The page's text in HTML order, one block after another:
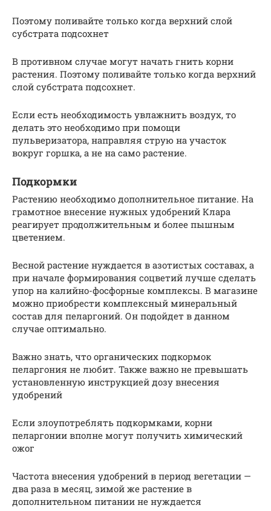
Поэтому поливайте только когда верхний слой
субстрата подсохнет
В противном случае могут начать гнить корни
растения. Поэтому поливайте только когда верхний
слой субстрата подсохнет.
Если есть необходимость увлажнить воздух, то
делать это необходимо при помощи
пульверизатора, направляя струю на участок
вокруг горшка, а не на само растение.
Подкормки
Растению необходимо дополнительное питание. На
грамотное внесение нужных удобрений Клара
реагирует продолжительным и более пышным
цветением.
Весной растение нуждается в азотистых составах, а
при начале формирования соцветий лучше сделать
упор на калийно-фосфорные комплексы. В магазине
можно приобрести комплексный минеральный
состав для пеларгоний. Он подойдет в данном
случае оптимально.
Важно знать, что органических подкормок
пеларгония не любит. Также важно не превышать
установленную инструкцией дозу внесения
удобрений
Если злоупотреблять подкормками, корни
пеларгонии вполне могут получить химический
ожог
Частота внесения удобрений в период вегетации —
два раза в месяц, зимой же растение в
дополнительном питании не нуждается